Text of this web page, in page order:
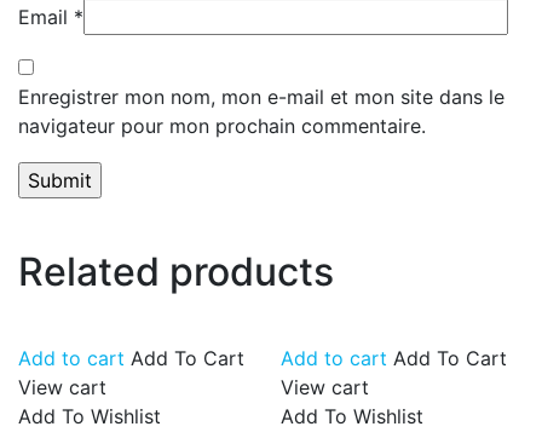
Email *
Enregistrer mon nom, mon e-mail et mon site dans le
navigateur pour mon prochain commentaire.
Related products
Add to cart Add To Cart
View cart
Add To Wishlist
Add to cart Add To Cart
View cart
Add To Wishlist